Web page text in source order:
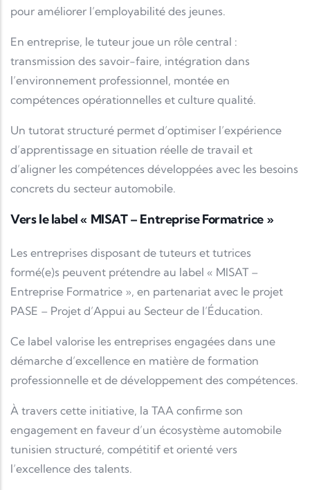
pour améliorer l’employabilité des jeunes.
En entreprise, le tuteur joue un rôle central :
transmission des savoir-faire, intégration dans
l’environnement professionnel, montée en
compétences opérationnelles et culture qualité.
Un tutorat structuré permet d’optimiser l’expérience
d’apprentissage en situation réelle de travail et
d’aligner les compétences développées avec les besoins
concrets du secteur automobile.
Vers le label « MISAT – Entreprise Formatrice »
Les entreprises disposant de tuteurs et tutrices
formé(e)s peuvent prétendre au label « MISAT –
Entreprise Formatrice », en partenariat avec le projet
PASE – Projet d’Appui au Secteur de l’Éducation.
Ce label valorise les entreprises engagées dans une
démarche d’excellence en matière de formation
professionnelle et de développement des compétences.
À travers cette initiative, la TAA confirme son
engagement en faveur d’un écosystème automobile
tunisien structuré, compétitif et orienté vers
l’excellence des talents.